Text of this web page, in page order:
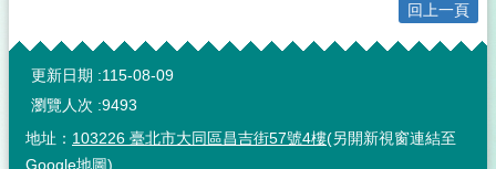
回上一頁
:::
更新日期
115-08-09
瀏覽人次 9493
地址： 103226 臺北市大同區昌吉街57號4樓(另開新視窗連結至
Google地圖)